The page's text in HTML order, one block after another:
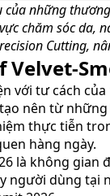
những
chăm sóc da,
Cutting,
Velvet-
với tư cách
nên từ
thực tiễn
hàng ngày.
là không
người dùng tại